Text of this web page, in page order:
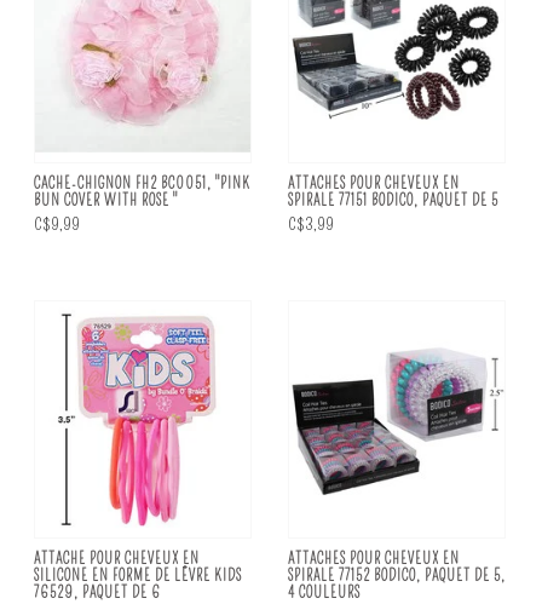
CACHE-CHIGNON FH2 BC0051, ''PINK
BUN COVER WITH ROSE "
C$9,99
ATTACHES POUR CHEVEUX EN
SPIRALE 77151 BODICO, PAQUET DE 5
C$3,99
ATTACHE POUR CHEVEUX EN
SILICONE EN FORME DE LÊVRE KIDS
76529, PAQUET DE 6
ATTACHES POUR CHEVEUX EN
SPIRALE 77152 BODICO, PAQUET DE 5,
4 COULEURS